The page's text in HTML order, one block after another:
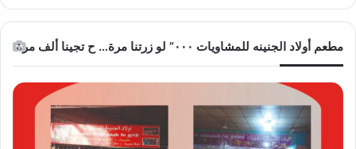
مطعم أولاد الجنينه للمشاويات ٠٠٠” لو زرتنا مرة… ح تجينا ألف مرة